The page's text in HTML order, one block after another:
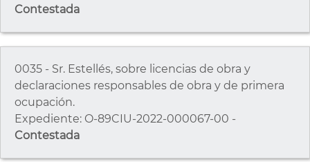
Contestada
0035 - Sr. Estellés, sobre licencias de obra y
declaraciones responsables de obra y de primera
ocupación.
Expediente: O-89CIU-2022-000067-00 -
Contestada